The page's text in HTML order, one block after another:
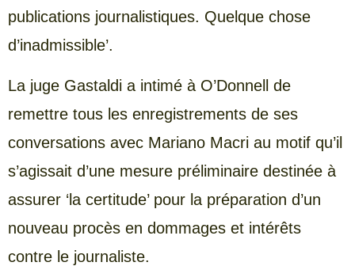
publications journalistiques. Quelque chose
d’inadmissible’.
La juge Gastaldi a intimé à O’Donnell de
remettre tous les enregistrements de ses
conversations avec Mariano Macri au motif qu’il
s’agissait d’une mesure préliminaire destinée à
assurer ‘la certitude’ pour la préparation d’un
nouveau procès en dommages et intérêts
contre le journaliste.